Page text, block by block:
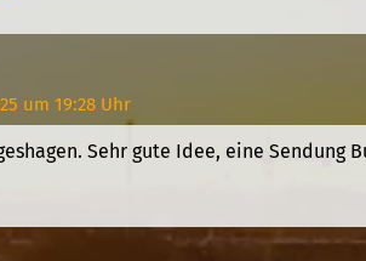
um 19:28 Uhr
Sehr gute Idee, eine Sendung